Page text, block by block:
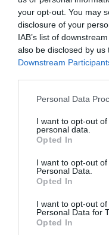
your opt-out. You may
disclosure of your
IAB’s list of
also be disclosed by
Downstream
Personal Data
I want to opt-out
personal data.
Opted In
I want to opt-out
Personal Data.
Opted In
I want to opt-out
Personal Data for
Opted In